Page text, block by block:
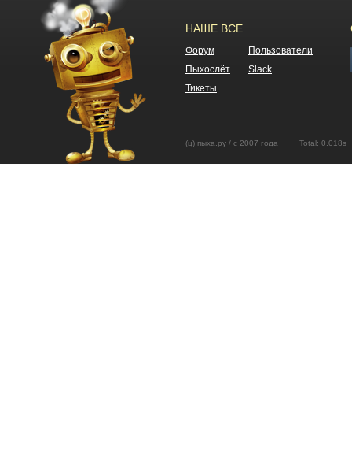
НАШЕ ВСЕ
Форум
Пользователи
Пыхослёт
Slack
Тикеты
(ц) пыха.ру / с 2007 года Total: